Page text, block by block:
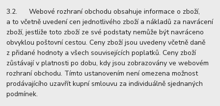
3.2. Webové rozhraní obchodu obsahuje informace o zboží,
a to včetně uvedení cen jednotlivého zboží a nákladů za navrácení
zboží, jestliže toto zboží ze své podstaty nemůže být navráceno
obvyklou poštovní cestou. Ceny zboží jsou uvedeny včetně daně
z přidané hodnoty a všech souvisejících poplatků. Ceny zboží
zůstávají v platnosti po dobu, kdy jsou zobrazovány ve webovém
rozhraní obchodu. Tímto ustanovením není omezena možnost
prodávajícího uzavřít kupní smlouvu za individuálně sjednaných
podmínek.